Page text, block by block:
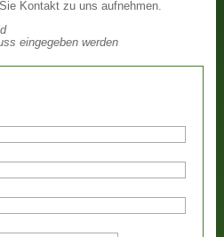
Kontakt zu uns aufnehmen.
eingegeben werden